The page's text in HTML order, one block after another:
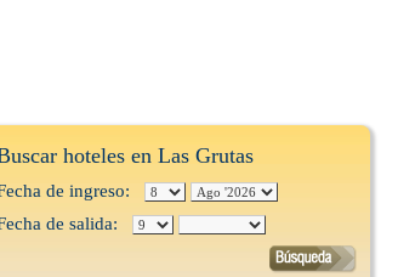
hoteles en Las Grutas
de ingreso:
de salida: